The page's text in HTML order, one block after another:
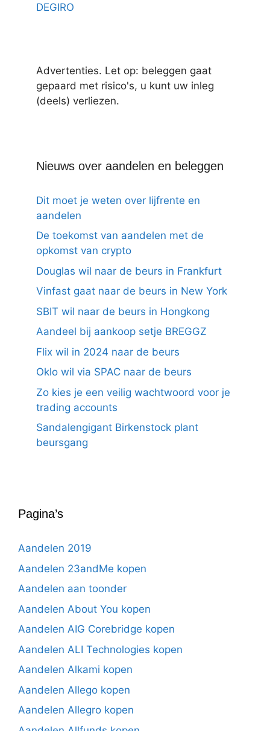
DEGIRO
Advertenties. Let op: beleggen gaat
gepaard met risico's, u kunt uw inleg
(deels) verliezen.
Nieuws over aandelen en beleggen
Dit moet je weten over lijfrente en
aandelen
De toekomst van aandelen met de
opkomst van crypto
Douglas wil naar de beurs in Frankfurt
Vinfast gaat naar de beurs in New York
SBIT wil naar de beurs in Hongkong
Aandeel bij aankoop setje BREGGZ
Flix wil in 2024 naar de beurs
Oklo wil via SPAC naar de beurs
Zo kies je een veilig wachtwoord voor je
trading accounts
Sandalengigant Birkenstock plant
beursgang
Pagina’s
Aandelen 2019
Aandelen 23andMe kopen
Aandelen aan toonder
Aandelen About You kopen
Aandelen AIG Corebridge kopen
Aandelen ALI Technologies kopen
Aandelen Alkami kopen
Aandelen Allego kopen
Aandelen Allegro kopen